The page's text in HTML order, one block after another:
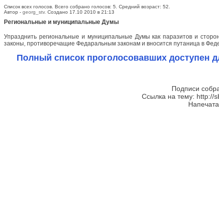
Список всех голосов. Всего собрано голосов: 5. Средний возраст: 52.
Автор - georg_stv. Создано 17.10 2010 в 21:13
Региональные и муниципальные Думы
Упразднить региональные и муниципальные Думы как паразитов и
законы, противоречащие Федаральным законам и вносится путаница в
Полный список проголосовавших доступен
Подписи
Ссылка на тему: http://